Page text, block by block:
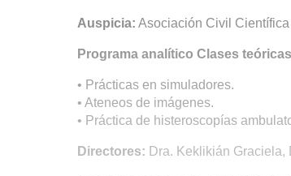
Auspicia: Asociación Civil Científica
Programa analítico Clases
• Prácticas en simuladores.
• Ateneos de imágenes.
• Práctica de histeroscopías
Directores: Dra. Keklikián Graciela,